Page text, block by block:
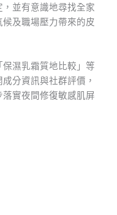
並有意識地尋找全家
及職場壓力帶來的皮
濕乳霜質地比較」等
分資訊與社群評價，
實夜間修復敏感肌屏